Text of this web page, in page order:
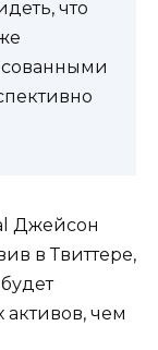
что
Джейсон
в Твиттере,
чем